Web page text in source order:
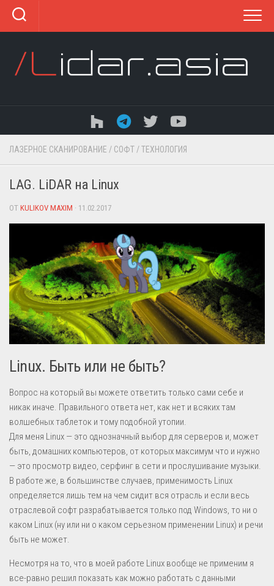
Перейти
содержанию
ЛАЗЕРНОЕ СКАНИРОВАНИЕ / СОФТ /ТЕХНОЛОГИЯ
LAG. LiDAR на Linux
ОТ KULIKOV MAXIM · 11.02.2017
Linux. Быть или не быть?
Вопрос на который вы можете ответить только сами себе и
никак иначе. Правильного ответа нет, как нет и всяких там
волшебных таблеток и тому подобной утопии.
Для меня Linux — это однозначный выбор для серверов и, может
быть, домашних компьютеров, от которых максимум что и нужно
— это просмотр видео, серфинг в сети и прослушивание музыки.
В работе же, в большинстве случаев, применимость Linux
определяется лишь тем на чем сидит вся отрасль и если весь
отраслевой софт разрабатывается только под Windows, то ни о
каком Linux (ну или ни о каком серьезном применении Linux) и речи
быть не может.
Несмотря на то, что в моей работе Linux вообще не применим я
все-равно решил показать как можно работать с данными